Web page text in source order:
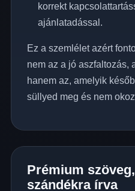
korrekt
ajánlatadással.
Ez a szemlélet azért
nem az a jó aszfaltozás,
hanem az, amelyik
süllyed meg és nem
Prémium
szándékra írva